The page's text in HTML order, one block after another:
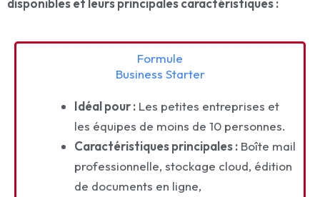
disponibles et leurs principales caractéristiques :
Formule
Business Starter
Idéal pour : Les petites entreprises et
les équipes de moins de 10 personnes.
Caractéristiques principales : Boîte mail
professionnelle, stockage cloud, édition
de documents en ligne,